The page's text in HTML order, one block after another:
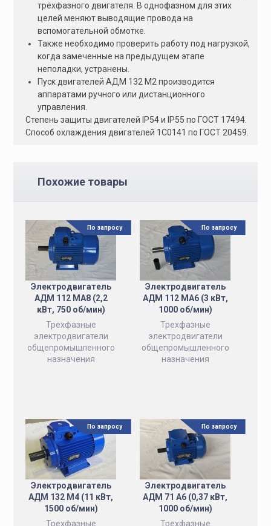
трёхфазного двигателя. В однофазном для этих
целей меняют выводящие провода на
вспомогательной обмотке.
Также необходимо проверить работу под нагрузкой,
когда замеченные на предыдущем этапе
неполадки, устранены.
Пуск двигателей АДМ 132 M2 производится
аппаратами ручного или дистанционного
управления.
Степень защиты двигателей IP54 и IP55 по ГОСТ 17494.
Способ охлаждения двигателей 1C0141 по ГОСТ 20459.
Похожие товары
Электродвигатель
АДМ 112 MA8 (2,2
кВт, 750 об/мин)
Трехфазные
электродвигатели
общепромышленного
назначения
По запросу
Электродвигатель
АДМ 112 MA6 (3 кВт,
1000 об/мин)
Трехфазные
электродвигатели
общепромышленного
назначения
По запросу
Электродвигатель
АДМ 132 M4 (11 кВт,
1500 об/мин)
Трехфазные
По запросу
Электродвигатель
АДМ 71 A6 (0,37 кВт,
1000 об/мин)
Трехфазные
По запросу